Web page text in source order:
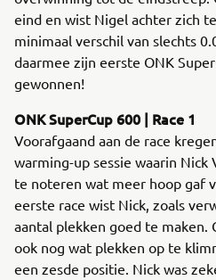
eind en wist Nigel achter zich
minimaal verschil van slechts
daarmee zijn eerste ONK
gewonnen!
ONK SuperCup 600 | Race 1
Voorafgaand aan de race
warming-up sessie waarin
te noteren wat meer hoop gaf
eerste race wist Nick, zoals
aantal plekken goed te maken.
ook nog wat plekken op te
een zesde positie. Nick was